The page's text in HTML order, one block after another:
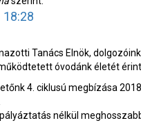
18:28
Tanács Elnök,
óvodánk életét
4. ciklusú megbízása
nélkül